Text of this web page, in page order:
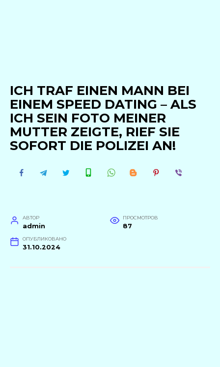
ICH TRAF EINEN MANN BEI
EINEM SPEED DATING – ALS
ICH SEIN FOTO MEINER
MUTTER ZEIGTE, RIEF SIE
SOFORT DIE POLIZEI AN!
АВТОР
admin
ПРОСМОТРОВ
87
ОПУБЛИКОВАНО
31.10.2024